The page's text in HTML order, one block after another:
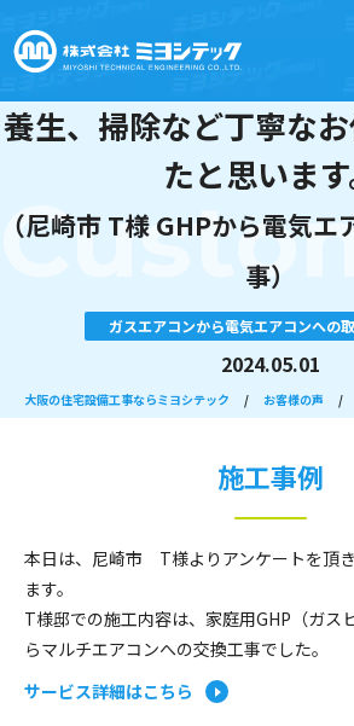
養生、掃除など丁寧な
たと思います
（尼崎市 T様 GHPから電気
事）
ガスエアコンから電気エアコンへの
2024.05.01
大阪の住宅設備工事ならミヨシテック / お客様の声 /
施工事例
本日は、尼崎市 T様よりアンケートを頂
ます。
T様邸での施工内容は、家庭用GHP（ガス
らマルチエアコンへの交換工事でした。
サービス詳細はこちら